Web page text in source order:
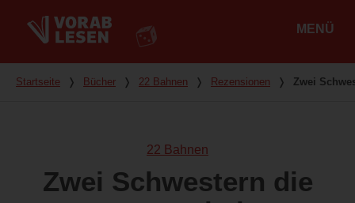
MENÜ
Du bist hier
Startseite ❭ Bücher ❭ 22 Bahnen ❭ Rezensionen ❭ Zwei
22 Bahnen
Zwei Schwestern die